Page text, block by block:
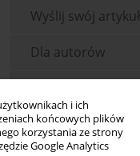
i ich
końcowych plików
korzystania ze strony
Google Analytics
Wyślij swój artykuł
Dla autorów
Indeksy